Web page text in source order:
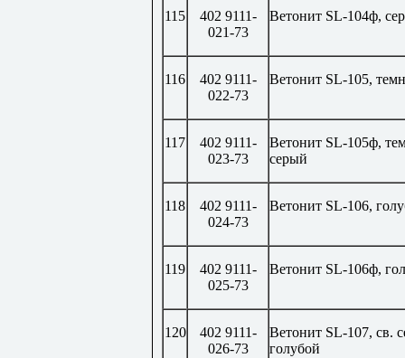
115
402 9111-
021-73
Ветонит SL-104ф,
116
402 9111-
022-73
Ветонит SL-105,
117
402 9111-
023-73
Ветонит SL-105ф,
серый
118
402 9111-
024-73
Ветонит SL-106,
119
402 9111-
025-73
Ветонит SL-106ф,
120
402 9111-
026-73
Ветонит SL-107, св.
голубой